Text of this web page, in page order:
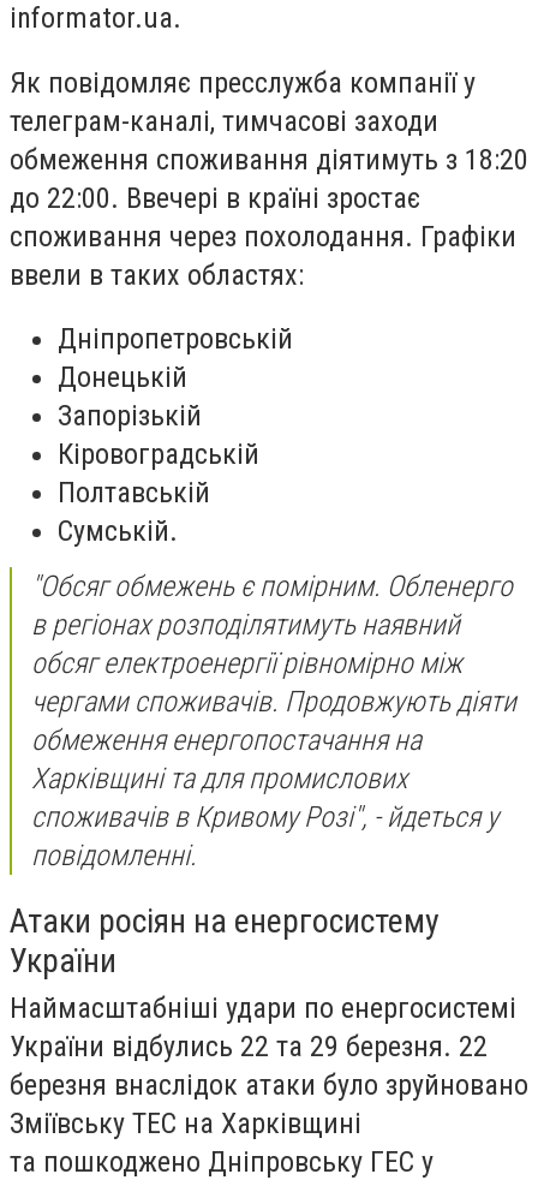
informator.ua.
Як повідомляє пресслужба компанії у
телеграм-каналі, тимчасові заходи
обмеження споживання діятимуть з 18:20
до 22:00. Ввечері в країні зростає
споживання через похолодання. Графіки
ввели в таких областях:
Дніпропетровській
Донецькій
Запорізькій
Кіровоградській
Полтавській
Сумській.
"Обсяг обмежень є помірним. Обленерго
в регіонах розподілятимуть наявний
обсяг електроенергії рівномірно між
чергами споживачів. Продовжують діяти
обмеження енергопостачання на
Харківщині та для промислових
споживачів в Кривому Розі", - йдеться у
повідомленні.
Атаки росіян на енергосистему
України
Наймасштабніші удари по енергосистемі
України відбулись 22 та 29 березня. 22
березня внаслідок атаки було зруйновано
Зміївську ТЕС на Харківщині
та пошкоджено Дніпровську ГЕС у